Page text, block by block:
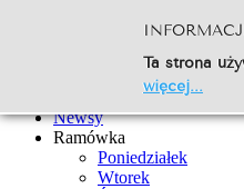
Strona Główna
Newsy
Ramówka
Poniedziałek
Wtorek
Ta strona
więcej...